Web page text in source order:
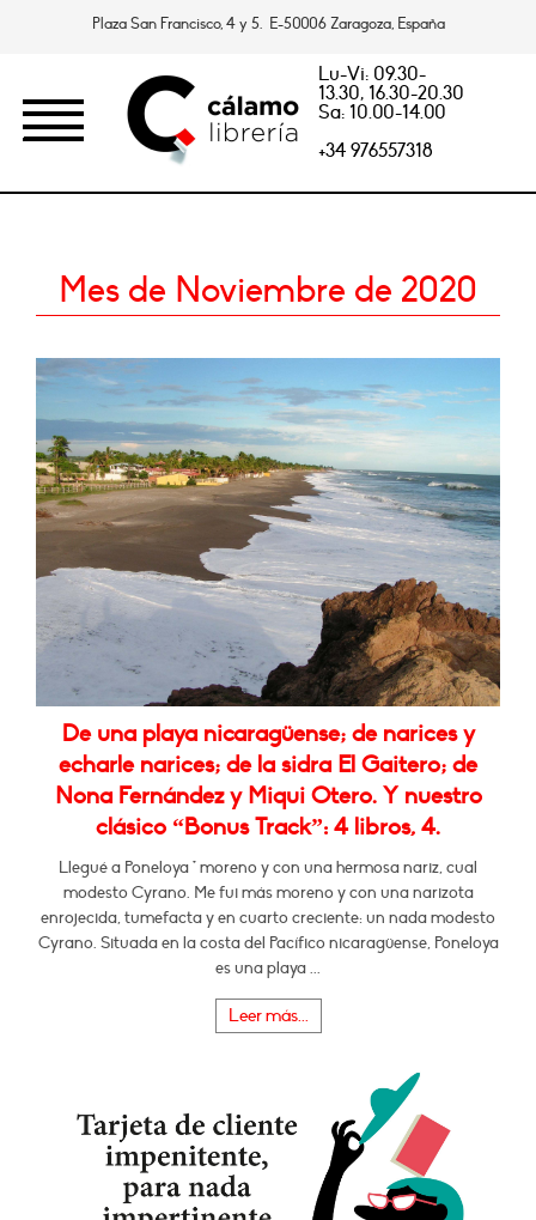
Plaza San Francisco, 4 y 5. E-50006 Zaragoza, España
Lu-Vi: 09.30-
13.30, 16.30-20.30
Sa: 10.00-14.00
+34 976557318
Mes de Noviembre de 2020
De una playa nicaragüense; de narices y
echarle narices; de la sidra El Gaitero; de
Nona Fernández y Miqui Otero. Y nuestro
clásico “Bonus Track”: 4 libros, 4.
Llegué a Poneloya * moreno y con una hermosa nariz, cual
modesto Cyrano. Me fui más moreno y con una narizota
enrojecida, tumefacta y en cuarto creciente: un nada modesto
Cyrano. Situada en la costa del Pacífico nicaragüense, Poneloya
es una playa ...
Leer más...